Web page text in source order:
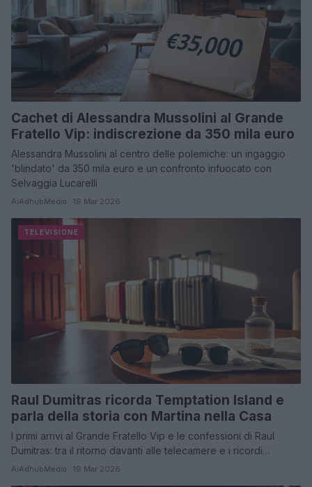
Cachet di Alessandra Mussolini al Grande
Fratello Vip: indiscrezione da 350 mila euro
Alessandra Mussolini al centro delle polemiche: un ingaggio
'blindato' da 350 mila euro e un confronto infuocato con
Selvaggia Lucarelli
AiAdhubMedia · 19 Mar 2026
TELEVISIONE
Raul Dumitras ricorda Temptation Island e
parla della storia con Martina nella Casa
I primi arrivi al Grande Fratello Vip e le confessioni di Raul
Dumitras: tra il ritorno davanti alle telecamere e i ricordi…
AiAdhubMedia · 19 Mar 2026